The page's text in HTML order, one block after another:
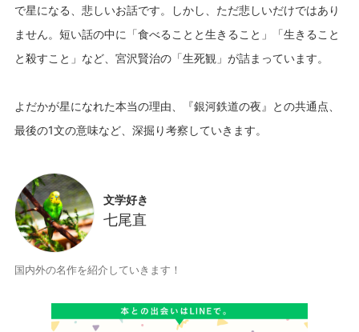
で星になる、悲しいお話です。しかし、ただ悲しいだけではあり
ません。短い話の中に「食べることと生きること」「生きること
と殺すこと」など、宮沢賢治の「生死観」が詰まっています。
よだかが星になれた本当の理由、『銀河鉄道の夜』との共通点、
文学好き
七尾直
国内外の名作を紹介していきます！